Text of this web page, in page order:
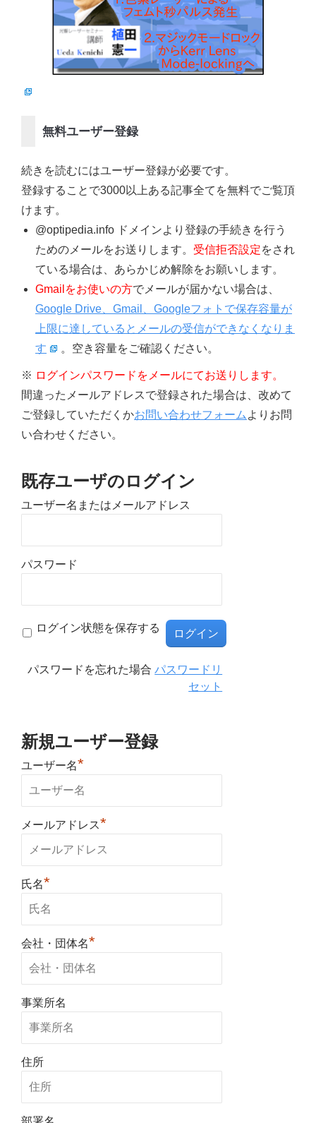
無料ユーザー登録
続きを読むにはユーザー登録が必要です。
登録することで3000以上ある記事全てを無料でご覧頂
けます。
@optipedia.info ドメインより登録の手続きを行う
ためのメールをお送りします。 受信拒否設定をされ
ている場合は、あらかじめ解除をお願いします。
Gmailをお使いの方でメールが届かない場合は、
Google Drive、Gmail、Googleフォトで保存容量が
上限に達しているとメールの受信ができなくなりま
す
。空き容量をご確認ください。
※ ログインパスワードをメールにてお送りします。
間違ったメールアドレスで登録された場合は、改めて
ご登録していただくかお問い合わせフォーム よりお問
い合わせください。
既存ユーザのログイン
ユーザー名またはメールアドレス
パスワード
ログイン状態を保存する
パスワードを忘れた場合パスワードリ
セット
新規ユーザー登録
ユーザー名*
メールアドレス*
氏名*
会社・団体名*
事業所名
住所